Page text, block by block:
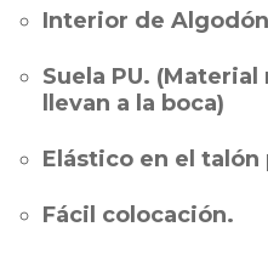
Interior de Algodón
Suela PU. (Material
llevan a la boca)
Elástico en el
Fácil colocación.